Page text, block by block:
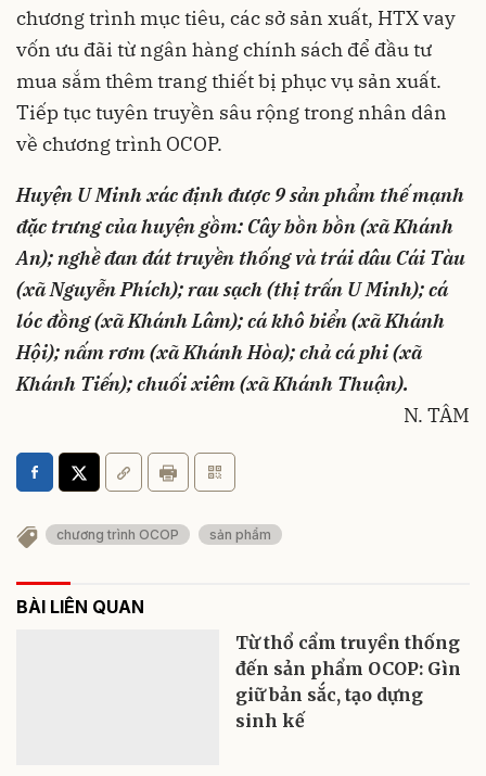
chương trình mục tiêu, các sở sản xuất, HTX vay
vốn ưu đãi từ ngân hàng chính sách để đầu tư
mua sắm thêm trang thiết bị phục vụ sản xuất.
Tiếp tục tuyên truyền sâu rộng trong nhân dân
về chương trình OCOP.
Huyện U Minh xác định được 9 sản phẩm thế mạnh
đặc trưng của huyện gồm: Cây bồn bồn (xã Khánh
An); nghề đan đát truyền thống và trái dâu Cái Tàu
(xã Nguyễn Phích); rau sạch (thị trấn U Minh); cá
lóc đồng (xã Khánh Lâm); cá khô biển (xã Khánh
Hội); nấm rơm (xã Khánh Hòa); chả cá phi (xã
Khánh Tiến); chuối xiêm (xã Khánh Thuận).
N. TÂM
chương trình OCOP sản phẩm
BÀI LIÊN QUAN
Từ thổ cẩm truyền thống
đến sản phẩm OCOP: Gìn
giữ bản sắc, tạo dựng
sinh kế